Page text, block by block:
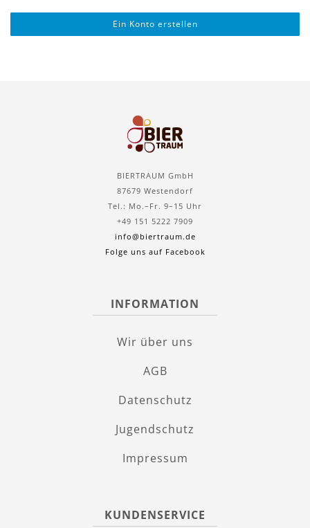
Ein Konto erstellen
BIERTRAUM GmbH
87679 Westendorf
Tel.: Mo.–Fr. 9–15 Uhr
+49 151 5222 7909
info@biertraum.de
Folge uns auf Facebook
INFORMATION
Wir über uns
AGB
Datenschutz
Jugendschutz
Impressum
KUNDENSERVICE